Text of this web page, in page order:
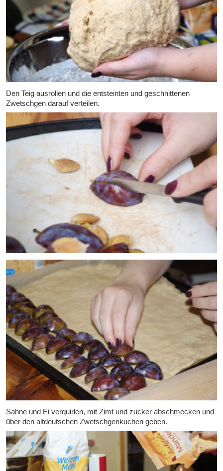
Den Teig ausrollen und die entsteinten und geschnittenen
Zwetschgen darauf verteilen.
Sahne und Ei verquirlen, mit Zimt und zucker abschmecken und
über den altdeutschen Zwetschgenkuchen geben.